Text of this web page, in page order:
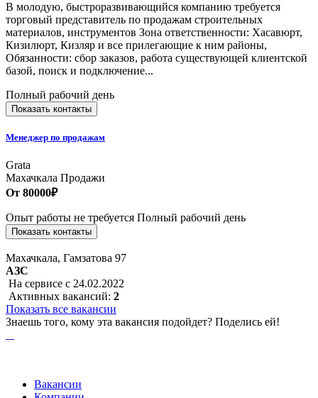
В молодую, быстроразвивающийся компанию требуется
торговый представитель по продажам строительных
материалов, инструментов Зона ответственности: Хасавюрт,
Кизилюрт, Кизляр и все прилегающие к ним районы,
Обязанности: сбор заказов, работа существующей клиентской
базой, поиск и подключение...
Полный рабочий день
Показать контакты
Менеджер по продажам
Grata
Махачкала Продажи
От 80000₽
Опыт работы не требуется Полный рабочий день
Показать контакты
Махачкала, Гамзатова 97
АЗС
На сервисе с 24.02.2022
Активных вакансий: 2
Показать все вакансии
Знаешь того, кому эта вакансия подойдет? Поделись ей!
Вакансии